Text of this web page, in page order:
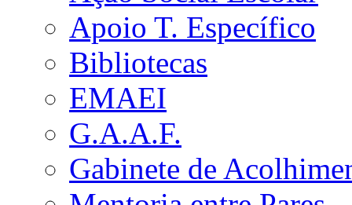
Apoio T. Específico
Bibliotecas
EMAEI
G.A.A.F.
Gabinete de